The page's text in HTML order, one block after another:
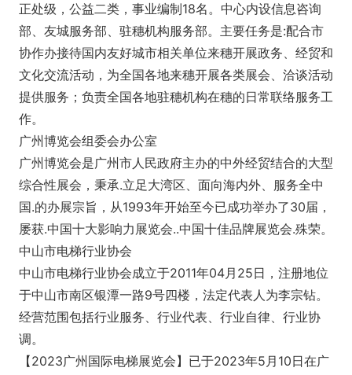
正处级，公益二类，事业编制18名。中心内设信息咨询
部、友城服务部、驻穗机构服务部。主要任务是:配合市
协作办接待国内友好城市相关单位来穗开展政务、经贸和
文化交流活动，为全国各地来穗开展各类展会、洽谈活动
提供服务；负责全国各地驻穗机构在穗的日常联络服务工
作。
广州博览会组委会办公室
广州博览会是广州市人民政府主办的中外经贸结合的大型
综合性展会，秉承.立足大湾区、面向海内外、服务全中
国.的办展宗旨，从1993年开始至今已成功举办了30届，
屡获.中国十大影响力展览会..中国十佳品牌展览会.殊荣。
中山市电梯行业协会
中山市电梯行业协会成立于2011年04月25日，注册地位
于中山市南区银潭一路9号四楼，法定代表人为李宗钻。
经营范围包括行业服务、行业代表、行业自律、行业协
调。
【2023广州国际电梯展览会】已于2023年5月10日在广